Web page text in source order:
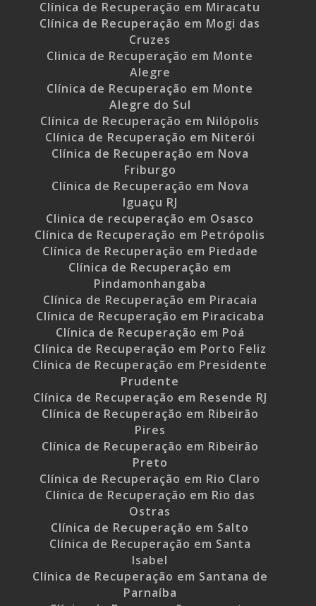
Clínica de Recuperação em Miracatu
Clínica de Recuperação em Mogi das
Cruzes
Clinica de Recuperação em Monte
Alegre
Clínica de Recuperação em Monte
Alegre do Sul
Clínica de Recuperação em Nilópolis
Clínica de Recuperação em Niterói
Clínica de Recuperação em Nova
Friburgo
Clínica de Recuperação em Nova
Iguaçu RJ
Clinica de recuperação em Osasco
Clínica de Recuperação em Petrópolis
Clínica de Recuperação em Piedade
Clínica de Recuperação em
Pindamonhangaba
Clínica de Recuperação em Piracaia
Clínica de Recuperação em Piracicaba
Clínica de Recuperação em Poá
Clínica de Recuperação em Porto Feliz
Clínica de Recuperação em Presidente
Prudente
Clínica de Recuperação em Resende RJ
Clínica de Recuperação em Ribeirão
Pires
Clínica de Recuperação em Ribeirão
Preto
Clínica de Recuperação em Rio Claro
Clínica de Recuperação em Rio das
Ostras
Clínica de Recuperação em Salto
Clínica de Recuperação em Santa
Isabel
Clínica de Recuperação em Santana de
Parnaíba